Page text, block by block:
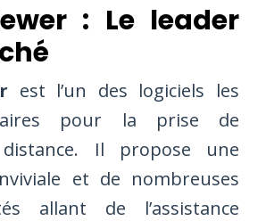
: Le leader
est l’un des logiciels les
pour la prise de
Il propose une
et de nombreuses
allant de l’assistance